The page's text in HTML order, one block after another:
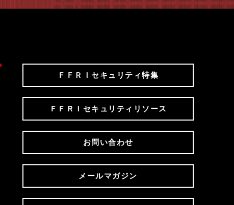
ＦＦＲＩセキュリティ特集
ＦＦＲＩセキュリティリソース
お問い合わせ
メールマガジン